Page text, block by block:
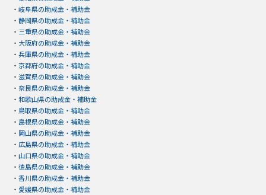
・ 岐阜県の助成金・補助金
・ 静岡県の助成金・補助金
・ 三重県の助成金・補助金
・ 大阪府の助成金・補助金
・ 兵庫県の助成金・補助金
・ 京都府の助成金・補助金
・ 滋賀県の助成金・補助金
・ 奈良県の助成金・補助金
・ 和歌山県の助成金・補助金
・ 鳥取県の助成金・補助金
・ 島根県の助成金・補助金
・ 岡山県の助成金・補助金
・ 広島県の助成金・補助金
・ 山口県の助成金・補助金
・ 徳島県の助成金・補助金
・ 香川県の助成金・補助金
・ 愛媛県の助成金・補助金